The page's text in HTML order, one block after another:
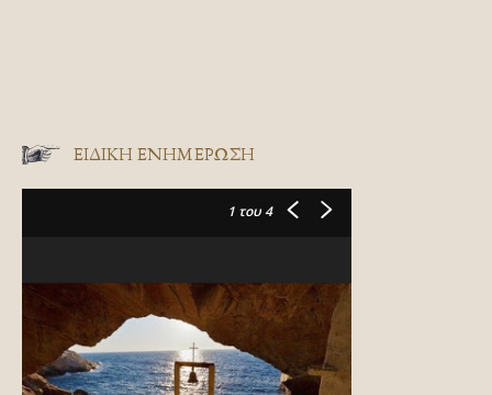
ΕΙΔΙΚΉ ΕΝΗΜΈΡΩΣΗ
1 του 4